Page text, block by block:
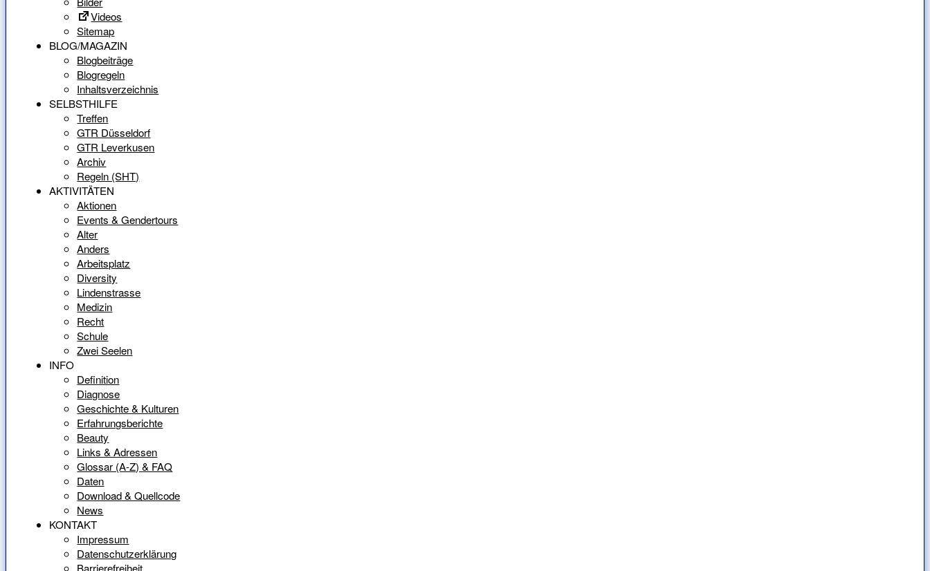
Videos
Sitemap
BLOG/MAGAZIN
Blogbeiträge
Blogregeln
Inhaltsverzeichnis
SELBSTHILFE
Treffen
GTR Düsseldorf
GTR Leverkusen
Archiv
Regeln (SHT)
AKTIVITÄTEN
Aktionen
Events & Gendertours
Alter
Anders
Arbeitsplatz
Diversity
Lindenstrasse
Medizin
Recht
Schule
Zwei Seelen
INFO
Definition
Diagnose
Geschichte & Kulturen
Erfahrungsberichte
Beauty
Links & Adressen
Glossar (A-Z) & FAQ
Daten
Download & Quellcode
News
KONTAKT
Impressum
Datenschutzerklärung
Barrierefreiheit